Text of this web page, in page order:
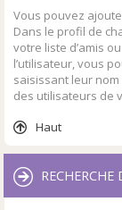
Vous pouvez
Dans le profil de
votre liste d’amis
l’utilisateur, vous
saisissant leur
des utilisateurs de
Haut
RECHERCHE